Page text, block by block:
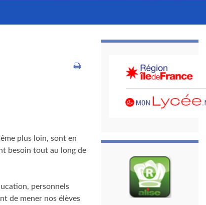
plus loin, sont en
besoin tout au long de
personnels
de mener nos élèves